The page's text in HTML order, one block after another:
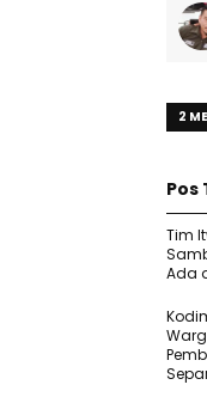
2
Pos
Tim
Ada